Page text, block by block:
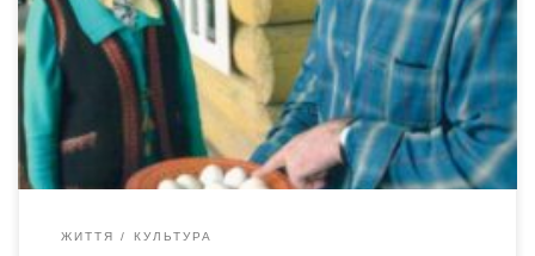
культури і мистецтва та Чернівецького обласного осередку
Національної спілки майстрів народного мистецтва України,
дизайнер, Заслужений діяч мистецтв України Микола
Миколайович ШКРІБЛЯК саме своїй мамі завдячує більшістю не
лише того, ЩО він вміє робити, але […]
ЖИТТЯ КУЛЬТУРА